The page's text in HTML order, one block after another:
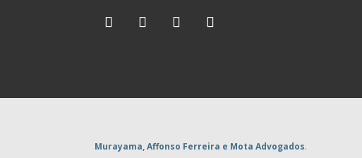
Murayama, Affonso Ferreira e Mota Advogados.